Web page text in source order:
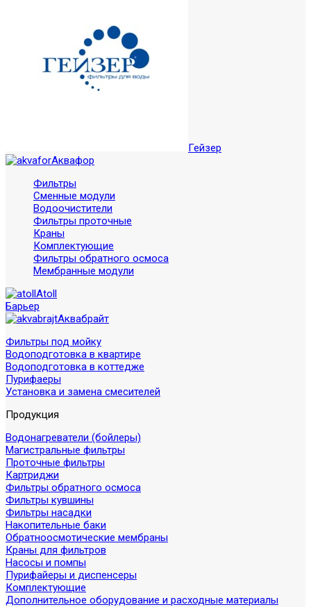
Гейзер
Аквафор
Фильтры
Сменные модули
Водоочистители
Фильтры проточные
Краны
Комплектующие
Фильтры обратного осмоса
Мембранные модули
Atoll
Барьер
Аквабрайт
Фильтры под мойку
Водоподготовка в квартире
Водоподготовка в коттедже
Пурифаеры
Установка и замена смесителей
Продукция
Водонагреватели (бойлеры)
Магистральные фильтры
Проточные фильтры
Картриджи
Фильтры обратного осмоса
Фильтры кувшины
Фильтры насадки
Накопительные баки
Обратноосмотические мембраны
Краны для фильтров
Насосы и помпы
Пурифайеры и диспенсеры
Комплектующие
Дополнительное оборудование и расходные материалы